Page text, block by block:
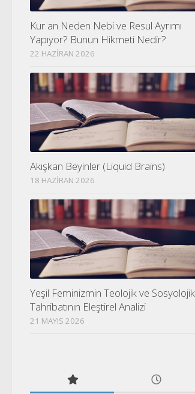
Kur an Neden Nebi ve Resul Ayrımı
Yapıyor? Bunun Hikmeti Nedir?
22 HAZIRAN 2026
Akışkan Beyinler (Liquid Brains)
18 HAZIRAN 2026
Yeşil Feminizmin Teolojik ve Sosyolojik
Tahribatının Eleştirel Analizi
21 MAYIS 2026